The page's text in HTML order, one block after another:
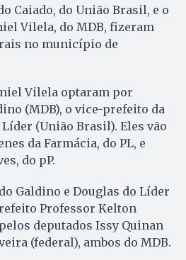
Caiado, do União Brasil, e o
Vilela, do MDB, fizeram
no município de
Vilela optaram por
(MDB), o vice-prefeito da
(União Brasil). Eles vão
da Farmácia, do PL, e
do pP.
Galdino e Douglas do Líder
Professor Kelton
deputados Issy Quinan
(federal), ambos do MDB.